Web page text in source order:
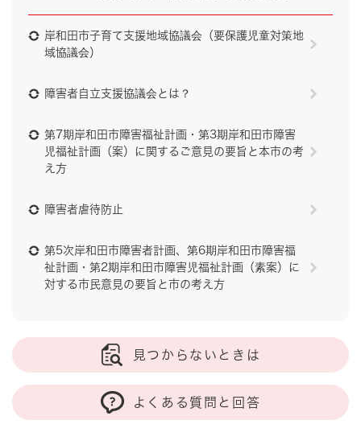
岸和田市子育て支援地域協議会（要保護児童対策地
域協議会）
障害者自立支援協議会とは？
第7期岸和田市障害福祉計画・第3期岸和田市障害
児福祉計画（案）に関するご意見の要旨と本市の考
え方
障害者虐待防止
第5次岸和田市障害者計画、第6期岸和田市障害福
祉計画・第2期岸和田市障害児福祉計画（素案）に
対する市民意見の要旨と市の考え方
見つからないときは
よくある質問と回答